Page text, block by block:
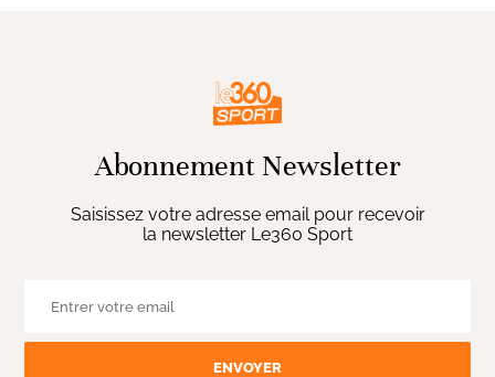
Abonnement Newsletter
Saisissez votre adresse email pour recevoir
la newsletter Le360 Sport
ENVOYER